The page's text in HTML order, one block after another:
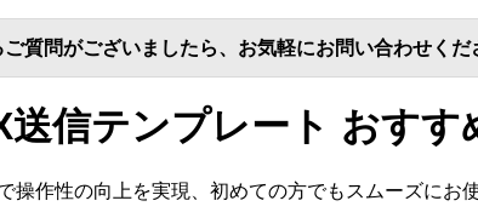
質問がございましたら、お気軽にお問い合わせくだ
送信テンプレート おすす
操作性の向上を実現、初めての方でもスムーズにお